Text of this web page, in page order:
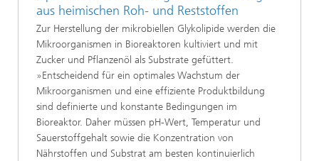
aus heimischen Roh- und Reststoffen
Zur Herstellung der mikrobiellen Glykolipide werden die
Mikroorganismen in Bioreaktoren kultiviert und mit
Zucker und Pflanzenöl als Substrate gefüttert.
»Entscheidend für ein optimales Wachstum der
Mikroorganismen und eine effiziente Produktbildung
sind definierte und konstante Bedingungen im
Bioreaktor. Daher müssen pH-Wert, Temperatur und
Sauerstoffgehalt sowie die Konzentration von
Nährstoffen und Substrat am besten kontinuierlich